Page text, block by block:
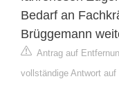
Bedarf an
Brüggemann
Antrag auf
vollständige Antwort